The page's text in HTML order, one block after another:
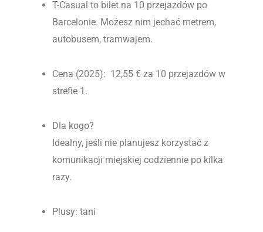
T-Casual to bilet na 10 przejazdów po
Barcelonie. Możesz nim jechać metrem,
autobusem, tramwajem.
Cena (2025): 12,55 € za 10 przejazdów w
strefie 1.
Dla kogo?
Idealny, jeśli nie planujesz korzystać z
komunikacji miejskiej codziennie po kilka
razy.
Plusy: tani